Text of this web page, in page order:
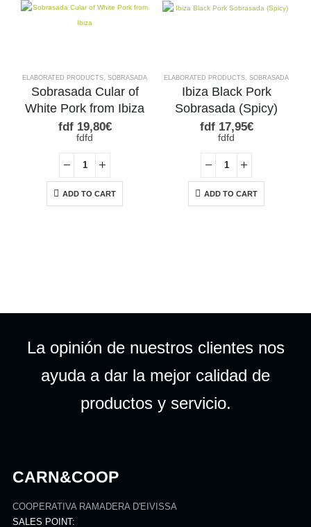
ELABORATED PRODUCTS, SOBRASADA
Sobrasada Cular of
White Pork from Ibiza
fdf 19,80€
fdfd
ADD TO CART
ELABORATED PRODUCTS, SOBRASADA
Ibiza Black Pork
Sobrasada (Spicy)
fdf 17,95€
fdfd
ADD TO CART
La opinión de nuestros clientes nos
ayuda a dar la mejor calidad de
productos y servicio.
CARN&COOP
COOPERATIVA RAMADERA D'EIVISSA
SALES POINT: